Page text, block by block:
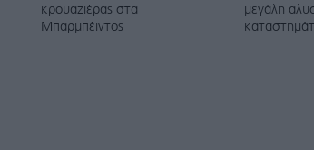
κρουαζιέρας στα
Μπαρμπέιντος
μεγάλη